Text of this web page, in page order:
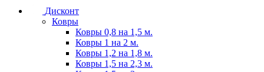
Дисконт
Ковры
Ковры 0,8 на 1,5 м.
Ковры 1 на 2 м.
Ковры 1,2 на 1,8 м.
Ковры 1,5 на 2,3 м.